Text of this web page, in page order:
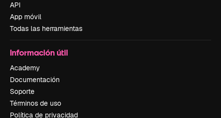
API
App móvil
Todas las herramientas
Información útil
Academy
Documentación
Soporte
Términos de uso
Política de privacidad